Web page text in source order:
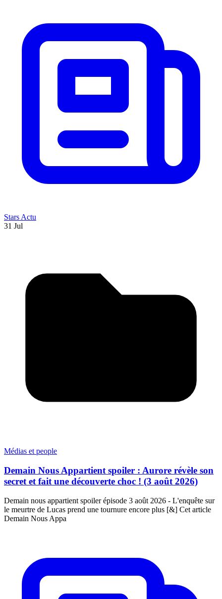
Stars Actu
31 Jul
Médias et people
Demain Nous Appartient spoiler : Aurore révèle son
secret et fait une découverte choc ! (3 août 2026)
Demain nous appartient spoiler épisode 3 août 2026 - L'enquête sur
le meurtre de Lucas prend une tournure encore plus [&] Cet article
Demain Nous Appa